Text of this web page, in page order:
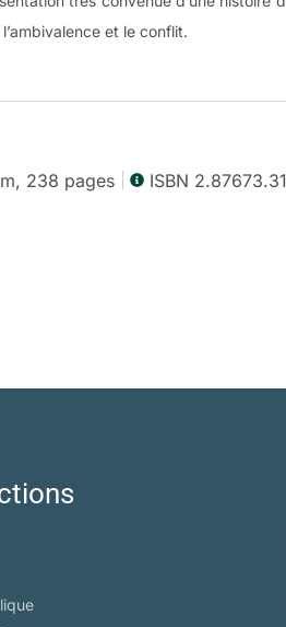
»
et le conflit.
238 pages
ISBN